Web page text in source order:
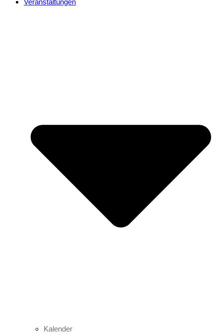
Veranstaltungen
Kalender